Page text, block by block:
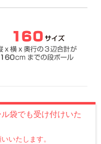
袋でも受け付けいた
いたします。